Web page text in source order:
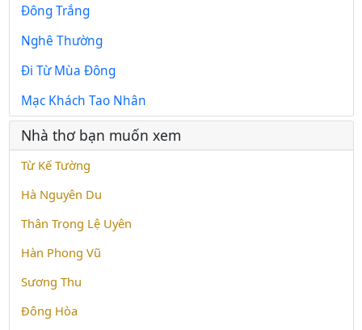
Đông Trắng
Nghê Thường
Đi Từ Mùa Đông
Mạc Khách Tao Nhân
Nhà thơ bạn muốn xem
Từ Kế Tường
Hà Nguyên Du
Thân Trọng Lệ Uyên
Hàn Phong Vũ
Sương Thu
Đông Hòa